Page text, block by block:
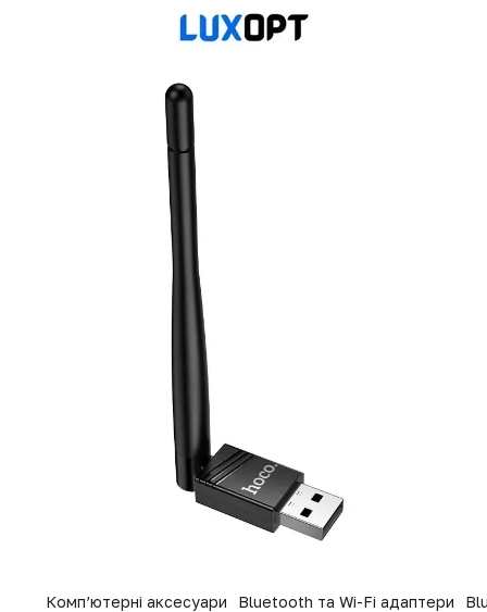
Комп’ютерні аксесуари Bluetooth та Wi-Fi адаптери